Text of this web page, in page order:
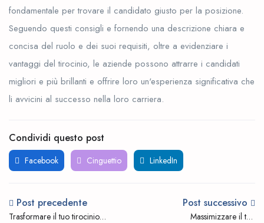
fondamentale per trovare il candidato giusto per la posizione.
Seguendo questi consigli e fornendo una descrizione chiara e
concisa del ruolo e dei suoi requisiti, oltre a evidenziare i
vantaggi del tirocinio, le aziende possono attrarre i candidati
migliori e più brillanti e offrire loro un'esperienza significativa che
li avvicini al successo nella loro carriera.
Condividi questo post
Facebook Cinguettio LinkedIn
Post precedente
Trasformare il tuo tirocinio
Post successivo
Massimizzare il tuo